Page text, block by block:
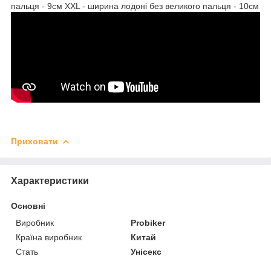
пальця - 9см XXL - ширина лодоні без великого пальця - 10см
Приховати
Характеристики
Основні
Виробник
Probiker
Країна виробник
Китай
Стать
Унісекс